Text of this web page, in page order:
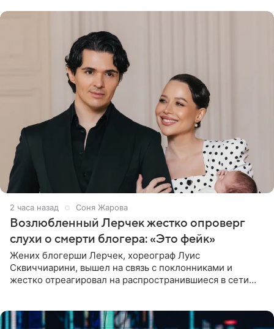
2 часа назад Соня Жарова
Возлюбленный Лерчек жестко опроверг
слухи о смерти блогера: «Это фейк»
Жених блогерши Лерчек, хореограф Луис
Сквиччиарини, вышел на связь с поклонниками и
жестко отреагировал на распространившиеся в сети